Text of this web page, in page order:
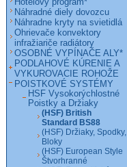
Náhradné diely dovozcu
Náhradne kryty na svietidlá
Ohrievače konvektory
infražiariče radiátory
OSOBNÉ VYPÍNAČE ALY*
PODLAHOVÉ KÚRENIE A
VYKUROVACIE ROHOŽE
POISTKOVÉ SYSTÉMY
HSF Vysokorýchlostné
Poistky a Držiaky
(HSF) British
Standard BS88
(HSF) Držiaky, Spodky,
Bloky
(HSF) European Style
Štvorhranné